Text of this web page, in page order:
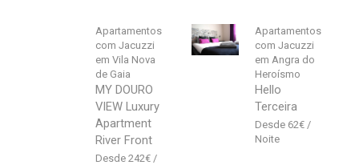
Apartamentos
com Jacuzzi
em Vila Nova
de Gaia
MY DOURO
VIEW Luxury
Apartment
River Front
242€
Apartamentos
com Jacuzzi
em Angra do
Heroísmo
Hello
Terceira
62€